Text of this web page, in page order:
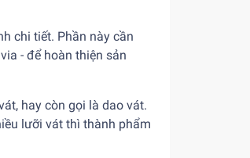
chi tiết. Phần này cần
- để hoàn thiện sản
hay còn gọi là dao vát.
lưỡi vát thì thành phẩm